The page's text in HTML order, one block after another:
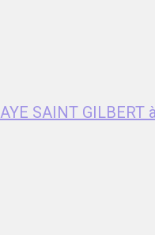
SAINT GILBERT